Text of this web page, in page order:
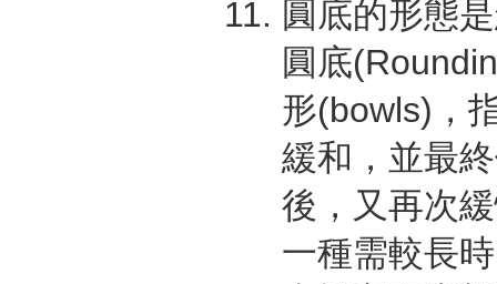
圓底的形態
圓底
形(bowls)，
緩和，並最
後，又再次
一種需較長